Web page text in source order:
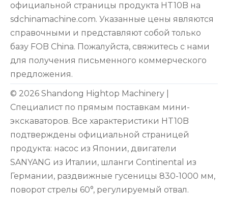
официальной страницы продукта HT10B на
sdchinamachine.com. Указанные цены являются
справочными и представляют собой только
базу FOB China. Пожалуйста, свяжитесь с нами
для получения письменного коммерческого
предложения.
© 2026 Shandong Hightop Machinery |
Специалист по прямым поставкам мини-
экскаваторов. Все характеристики HT10B
подтверждены официальной страницей
продукта: насос из Японии, двигатели
SANYANG из Италии, шланги Continental из
Германии, раздвижные гусеницы 830-1000 мм,
поворот стрелы 60°, регулируемый отвал.